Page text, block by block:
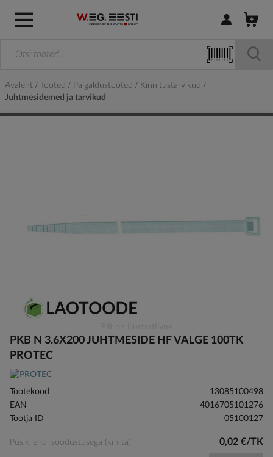
Logi sisse /
Avaleht Tooted Paigaldustooted
Kinnitustarvikud
Juhtmesidemed ja tarvikud
to
the
of
the
images
PKB N 3.6X200 JUHTMESIDE HF VALGE 100TK
PROTEC
Tootekood
13085100498
EAN
4016705101276
Tootja ID
05100127
Püsikliendi soodustusega (km-ta) 0,02 €/TK